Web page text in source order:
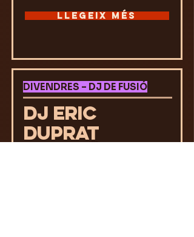
LLEGEIX MÉS
DIVENDRES – DJ DE FUSIÓ
DJ ERIC
DUPRAT